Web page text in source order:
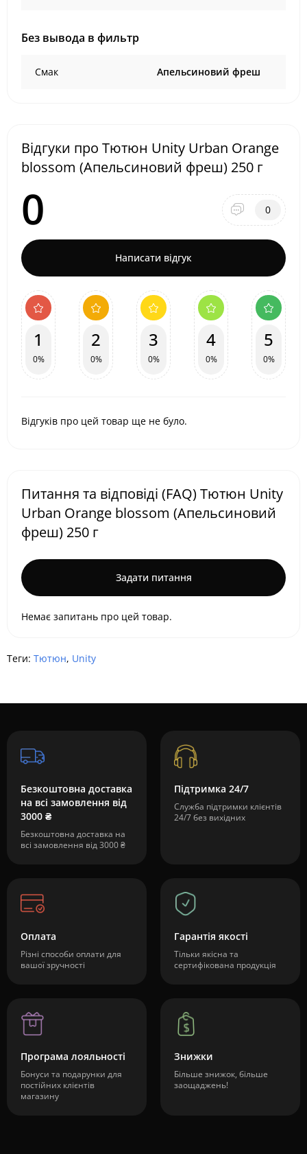
Без вывода в фильтр
Смак Апельсиновий фреш
Відгуки про Тютюн Unity Urban Orange
blossom (Апельсиновий фреш) 250 г
0 0
Написати відгук
1
0%
2
0%
3
0%
4
0%
5
0%
Відгуків про цей товар ще не було.
Питання та відповіді (FAQ) Тютюн Unity
Urban Orange blossom (Апельсиновий
фреш) 250 г
Задати питання
Немає запитань про цей товар.
Теги: Тютюн, Unity
Безкоштовна доставка
на всі замовлення від
3000 ₴
Безкоштовна доставка на
всі замовлення від 3000 ₴
Підтримка 24/7
Служба підтримки клієнтів
24/7 без вихідних
Оплата
Різні способи оплати для
вашої зручності
Гарантія якості
Тільки якісна та
сертифікована продукція
Програма лояльності
Бонуси та подарунки для
постійних клієнтів
магазину
Знижки
Більше знижок, більше
заощаджень!